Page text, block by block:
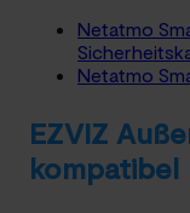
Netatmo
Netatmo
EZVIZ
kompatibel